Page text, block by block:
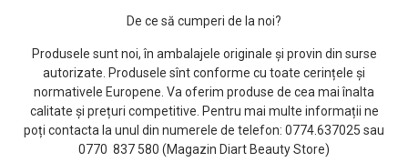
De ce să cumperi de la noi?
Produsele sunt noi, în ambalajele originale și provin din surse
autorizate. Produsele sînt conforme cu toate cerințele și
normativele Europene. Va oferim produse de cea mai înalta
calitate și prețuri competitive. Pentru mai multe informații ne
poți contacta la unul din numerele de telefon: 0774.637025 sau
0770 837 580 (Magazin Diart Beauty Store)